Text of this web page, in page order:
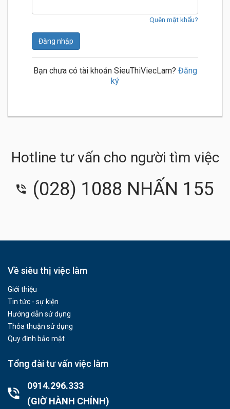
Quên mật khẩu?
Đăng nhập
Bạn chưa có tài khoản SieuThiViecLam? Đăng
ký
Hotline tư vấn cho người tìm việc
(028) 1088 NHẤN 155
Về siêu thị việc làm
Giới thiệu
Tin tức - sự kiện
Hướng dẫn sử dụng
Thỏa thuận sử dụng
Quy định bảo mật
Tổng đài tư vấn việc làm
0914.296.333
(GIỜ HÀNH CHÍNH)